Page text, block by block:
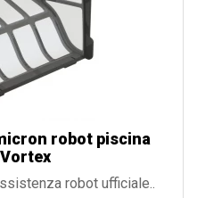
robot piscina
robot ufficiale..